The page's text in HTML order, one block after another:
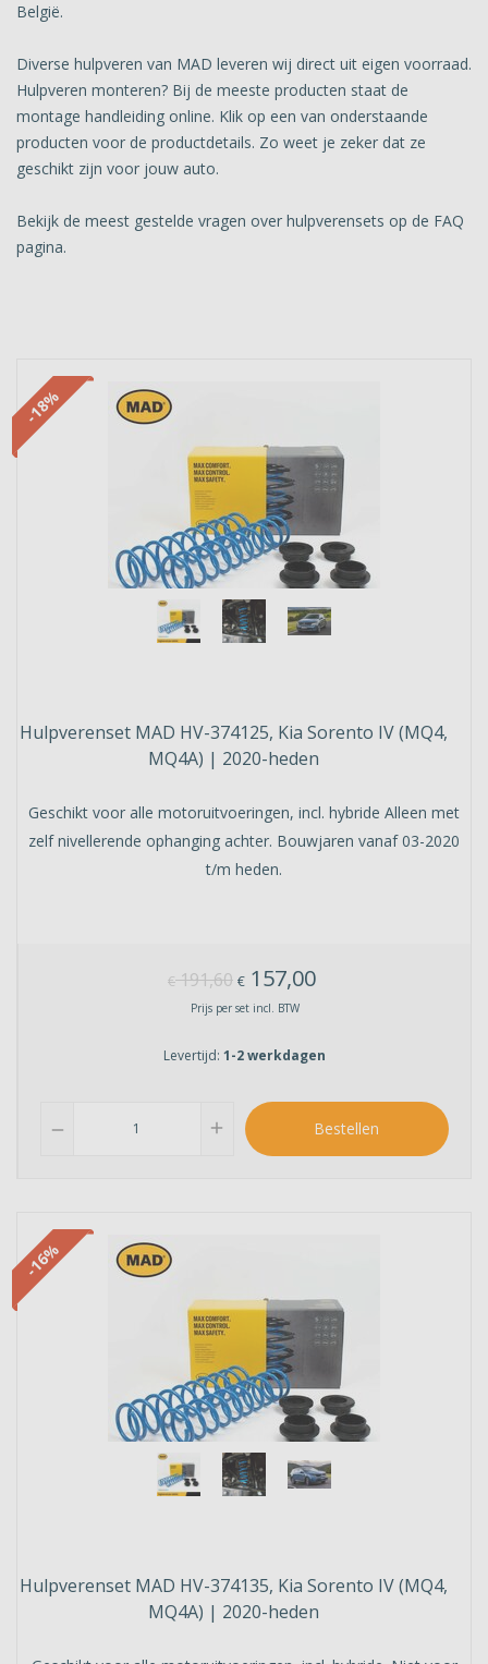
België.
Diverse hulpveren van MAD leveren wij direct uit eigen voorraad.
Hulpveren monteren? Bij de meeste producten staat de
montage handleiding online. Klik op een van onderstaande
producten voor de productdetails. Zo weet je zeker dat ze
geschikt zijn voor jouw auto.
Bekijk de meest gestelde vragen over hulpverensets op de FAQ
pagina.
-18%
Hulpverenset MAD HV-374125, Kia Sorento IV (MQ4,
MQ4A) | 2020-heden
Geschikt voor alle motoruitvoeringen, incl. hybride Alleen met
zelf nivellerende ophanging achter. Bouwjaren vanaf 03-2020
t/m heden.
€191,60 € 157,00
Prijs per set incl. BTW
Levertijd: 1-2 werkdagen
remove add Bestellen
-16%
Hulpverenset MAD HV-374135, Kia Sorento IV (MQ4,
MQ4A) | 2020-heden